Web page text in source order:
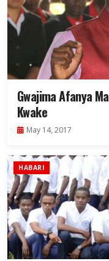
Gwajima Afanya
Kwake
May 14, 2017
HABARI